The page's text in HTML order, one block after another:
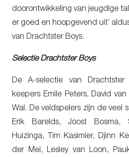
doorontwikkeling van jeugdige
er goed en hoopgevend uit’
van Drachtster Boys.
Selectie Drachtster Boys
De A-selectie van
keepers Emile Peters, David
Wal. De veldspelers zijn de veel
Erik Barelds, Joost Bosma,
Huizinga, Tim Kasimier, Djinn
der Mei, Lesley van Loon,